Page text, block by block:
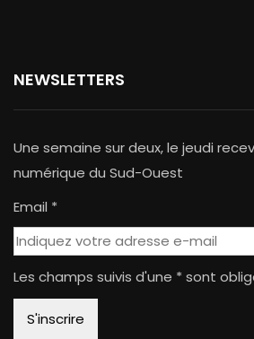
NEWSLETTERS
Une semaine sur deux, le jeudi
numérique du Sud-Ouest
Email *
Les champs suivis d'une * sont